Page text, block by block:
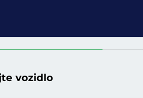
vozidlo